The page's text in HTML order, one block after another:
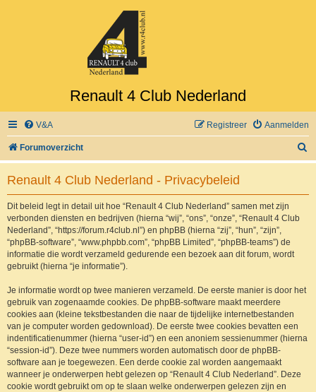
Renault 4 Club Nederland
V&A Aanmelden
Registreer
Forumoverzicht
o
Renault 4 Club Nederland - Privacybeleid
Dit beleid legt in detail uit hoe “Renault 4 Club Nederland” samen met zijn
verbonden diensten en bedrijven (hierna “wij”, “ons”, “onze”, “Renault 4 Club
Nederland”, “https://forum.r4club.nl”) en phpBB (hierna “zij”, “hun”, “zijn”,
“phpBB-software”, “www.phpbb.com”, “phpBB Limited”, “phpBB-teams”) de
informatie die wordt verzameld gedurende een bezoek aan dit forum, wordt
gebruikt (hierna “je informatie”).
Je informatie wordt op twee manieren verzameld. De eerste manier is door het
gebruik van zogenaamde cookies. De phpBB-software maakt meerdere
cookies aan (kleine tekstbestanden die naar de tijdelijke internetbestanden
van je computer worden gedownload). De eerste twee cookies bevatten een
indentificatienummer (hierna “user-id”) en een anoniem sessienummer (hierna
“session-id”). Deze twee nummers worden automatisch door de phpBB-
software aan je toegewezen. Een derde cookie zal worden aangemaakt
wanneer je onderwerpen hebt gelezen op “Renault 4 Club Nederland”. Deze
cookie wordt gebruikt om op te slaan welke onderwerpen gelezen zijn en